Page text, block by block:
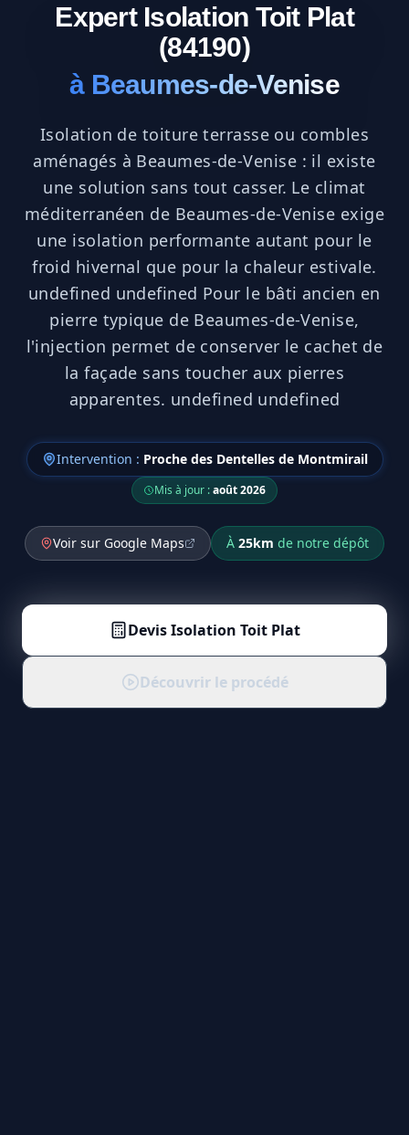
Expert Isolation Toit Plat
(84190)
à Beaumes-de-Venise
Isolation de toiture terrasse ou combles
aménagés à Beaumes-de-Venise : il existe
une solution sans tout casser. Le climat
méditerranéen de Beaumes-de-Venise exige
une isolation performante autant pour le
froid hivernal que pour la chaleur estivale.
undefined undefined Pour le bâti ancien en
pierre typique de Beaumes-de-Venise,
l'injection permet de conserver le cachet de
la façade sans toucher aux pierres
apparentes. undefined undefined
Intervention : Proche des Dentelles de Montmirail
Mis à jour :août 2026
Voir sur Google Maps À 25km de notre dépôt
DevisIsolation Toit Plat
Découvrir le procédé